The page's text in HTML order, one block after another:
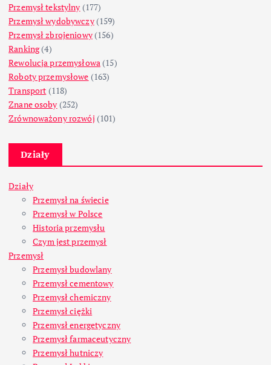
Przemysł tekstylny (177)
Przemysł wydobywczy(159)
Przemysł zbrojeniowy(156)
Ranking(4)
Rewolucja przemysłowa (15)
Roboty przemysłowe (163)
Transport (118)
Znane osoby (252)
Zrównoważony rozwój (101)
Działy
Działy
Przemysł na świecie
Przemysł w Polsce
Historia przemysłu
Czym jest przemysł
Przemysł
Przemysł budowlany
Przemysł cementowy
Przemysł chemiczny
Przemysł ciężki
Przemysł energetyczny
Przemysł farmaceutyczny
Przemysł hutniczy